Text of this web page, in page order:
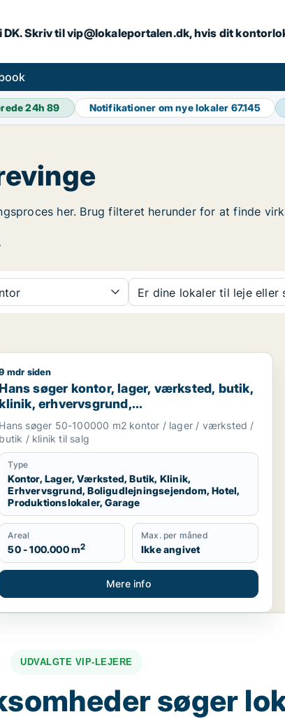
Skriv til vip@lokaleportalen.dk, hvis dit
24h89 Notifikationer om nye lokaler 67.145
her. Brug filteret herunder for at finde
Er dine lokaler til leje eller
showroom, erhvervsgrund,
søger kontor, lager, værksted, butik, klinik,
mdr siden
søger kontor, lager, værksted, butik,
erhvervsgrund,
boligudlejningsejendom, hotel,
produktionslokaler eller garage til salg i
Region Sjælland
Hans søger 50-100000 m2 kontor / lager / værksted /
butik / klinik til salg
Type
Kontor, Lager, Værksted, Butik, Klinik,
Erhvervsgrund, Boligudlejningsejendom, Hotel,
Produktionslokaler, Garage
Areal
50 - 100.000 m2
Max. per måned
Ikke angivet
Mere info
UDVALGTE VIP-LEJERE
søger